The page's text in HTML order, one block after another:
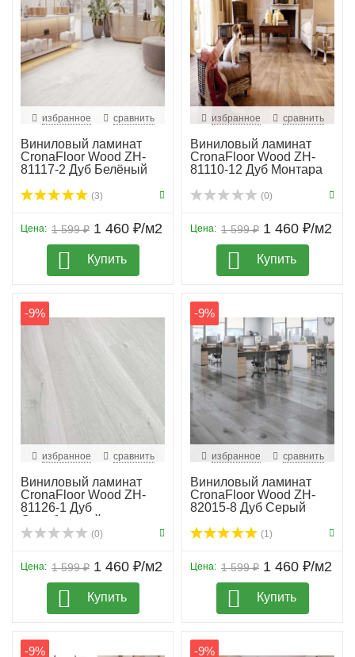
избранное сравнить
Виниловый ламинат
CronaFloor Wood ZH-
81117-2 Дуб Белёный
(3)
1 599 ₽
Цена: 1 460 ₽/м2
Купить
избранное сравнить
Виниловый ламинат
CronaFloor Wood ZH-
81110-12 Дуб Монтара
(0)
1 599 ₽
Цена: 1 460 ₽/м2
Купить
-9%
избранное сравнить
Виниловый ламинат
CronaFloor Wood ZH-
81126-1 Дуб
Серебристый
(0)
1 599 ₽
Цена: 1 460 ₽/м2
Купить
-9%
избранное сравнить
Виниловый ламинат
CronaFloor Wood ZH-
82015-8 Дуб Серый
(1)
1 599 ₽
Цена: 1 460 ₽/м2
Купить
-9% -9%